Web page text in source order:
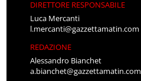
DIRETTORE RESPONSABILE
Luca Mercanti
l.mercanti@gazzettamatin.com
REDAZIONE
Alessandro Bianchet
a.bianchet@gazzettamatin.com